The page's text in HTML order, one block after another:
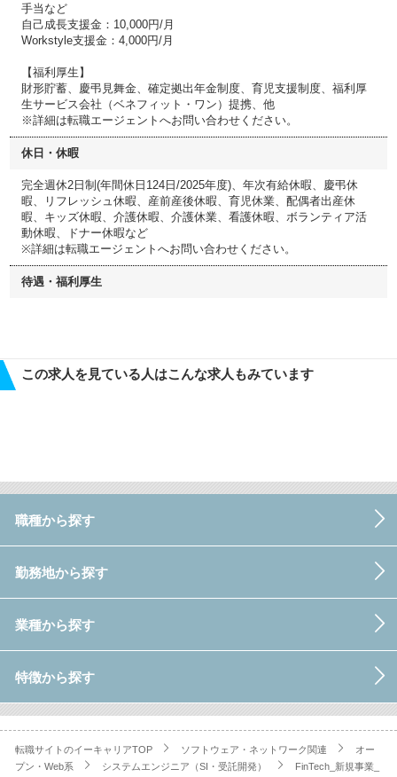
手当など
自己成長支援金：10,000円/月
Workstyle支援金：4,000円/月
【福利厚生】
財形貯蓄、慶弔見舞金、確定拠出年金制度、育児支援制度、福利厚
生サービス会社（ベネフィット・ワン）提携、他
※詳細は転職エージェントへお問い合わせください。
休日・休暇
完全週休2日制(年間休日124日/2025年度)、年次有給休暇、慶弔休
暇、リフレッシュ休暇、産前産後休暇、育児休業、配偶者出産休
暇、キッズ休暇、介護休暇、介護休業、看護休暇、ボランティア活
動休暇、ドナー休暇など
※詳細は転職エージェントへお問い合わせください。
待遇・福利厚生
この求人を見ている人はこんな求人もみています
職種から探す
勤務地から探す
業種から探す
特徴から探す
転職サイトのイーキャリアTOP ソフトウェア・ネットワーク関連
オー
プン・Web系
システムエンジニア（SI・受託開発）
FinTech_新規事業_